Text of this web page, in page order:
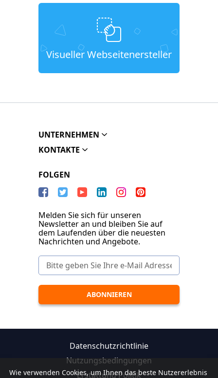
Visueller Webseitenersteller
Wie verwenden Cookies, um Ihnen das beste Nutzererlebnis
UNTERNEHMEN
KONTAKTE
FOLGEN
Melden Sie sich für unseren
Newsletter an und bleiben Sie auf
dem Laufenden über die neuesten
Nachrichten und Angebote.
Datenschutzrichtlinie
Nutzungsbedingungen
Erstattung Politik